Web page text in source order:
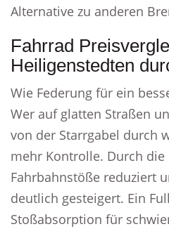
Alternative zu anderen
Fahrrad
Heiligenstedten
Wie Federung für ein
Wer auf glatten Straßen
von der Starrgabel durch
mehr Kontrolle. Durch die
Fahrbahnstöße reduziert
deutlich gesteigert. Ein
Stoßabsorption für